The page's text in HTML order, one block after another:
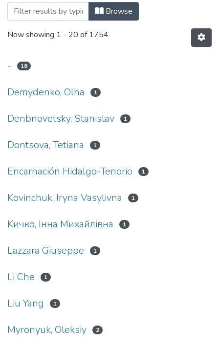
Browsing Дисертації та
Browse
Now showing 1 - 20 of 1754
- 18
Demydenko, Olha 1
Denbnovetsky, Stanislav 1
Dontsova, Tetiana 1
Encarnación Hidalgo-Tenorio 1
Kovinchuk, Iryna Vasylivna 1
Kичко, Інна Михайлівна 1
Lazzara Giuseppe 1
Li Che 1
Liu Yang 1
Myronyuk, Oleksiy 2